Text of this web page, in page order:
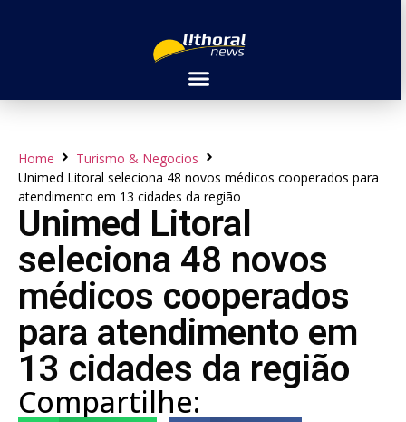
Home
Turismo & Negocios
Unimed Litoral seleciona 48 novos médicos cooperados para
atendimento em 13 cidades da região
Unimed Litoral
seleciona 48 novos
médicos cooperados
para atendimento em
13 cidades da região
Compartilhe: